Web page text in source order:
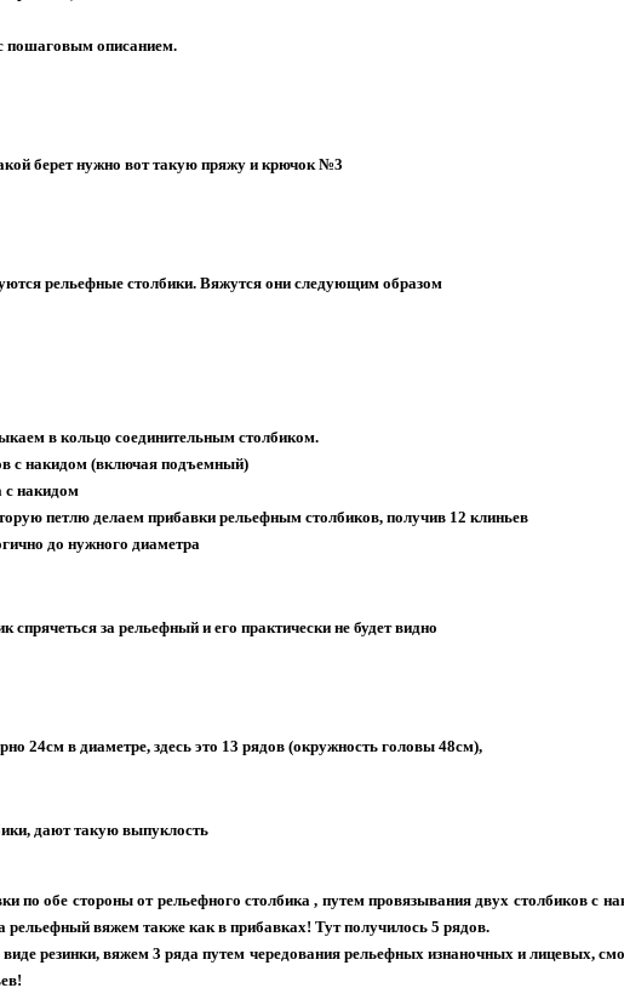
пошаговым описанием.
берет нужно вот такую пряжу и крючок №3
рельефные столбики. Вяжутся они следующим образом
в кольцо соединительным столбиком.
с накидом (включая подъемный)
с накидом
петлю делаем прибавки рельефным столбиков, получив 12 клиньев
до нужного диаметра
спрячеться за рельефный и его практически не будет видно
24см в диаметре, здесь это 13 рядов (окружность головы 48см),
дают такую выпуклость
по обе стороны от рельефного столбика , путем провязывания двух столбиков с
рельефный вяжем также как в прибавках! Тут получилось 5 рядов.
резинки, вяжем 3 ряда путем чередования рельефных изнаночных и лицевых,